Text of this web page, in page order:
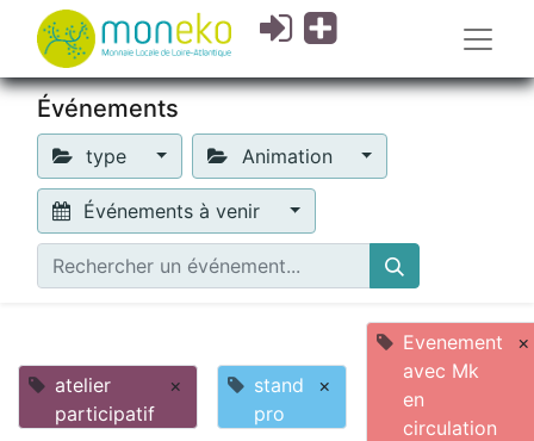
Événements
type Animation
Événements à venir
atelier
participatif
×
stand
pro
×
Evenement
avec Mk
en
circulation
×